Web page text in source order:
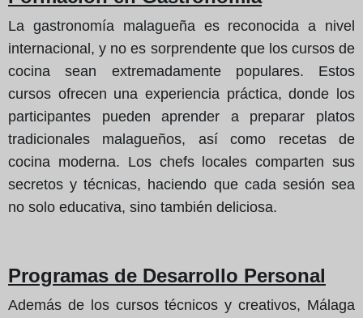
La gastronomía malagueña es reconocida a nivel
internacional, y no es sorprendente que los cursos de
cocina sean extremadamente populares. Estos
cursos ofrecen una experiencia práctica, donde los
participantes pueden aprender a preparar platos
tradicionales malagueños, así como recetas de
cocina moderna. Los chefs locales comparten sus
secretos y técnicas, haciendo que cada sesión sea
no solo educativa, sino también deliciosa.
Programas de Desarrollo Personal
Además de los cursos técnicos y creativos, Málaga